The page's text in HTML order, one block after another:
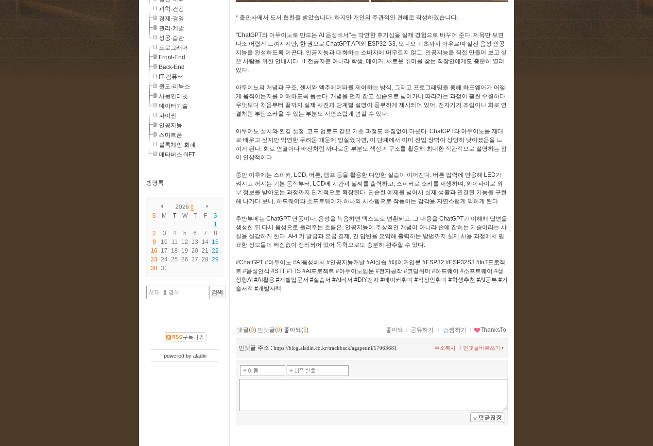
과학·건강
경제·경영
관리·계발
성공·습관
프로그래머
Front-End
Back-End
IT·컴퓨터
윈도·리눅스
사물인터넷
데이터기술
파이썬
인공지능
스마트폰
블록체인·화폐
메타버스·NFT
방명록
2026 8
S
M T W T F
S
1
2
3 4 5 6 7
8
9
10 11 12 13 14 15
16
17 18 19 20 21 22
23 24 25 26 27 28 29
30 31
powered by aladin
* 출판사에서 도서 협찬을 받았습니다. 하지만 개인의 주관적인 견해로 작성하였습니다.
"ChatGPT와 아두이노로 만드는 AI 음성비서"는 막연한 호기심을 실제 경험으로 바꾸어 준다. 제목만 보면
다소 어렵게 느껴지지만, 한 권으로 ChatGPT API와 ESP32-S3, 오디오 기초까지 아우르며 실전 음성 인공
지능을 완성하도록 이끈다. 인공지능과 대화하는 소비자에 머무르지 않고, 인공지능을 직접 만들어 보고 싶
은 사람을 위한 안내서다. IT 전공자뿐 아니라 학생, 메이커, 새로운 취미를 찾는 직장인에게도 충분히 열려
있다.
아두이노의 개념과 구조, 센서와 액추에이터를 제어하는 방식, 그리고 프로그래밍을 통해 하드웨어가 어떻
게 움직이는지를 이해하도록 돕는다. 개념을 먼저 잡고 실습으로 넘어가니 따라가는 과정이 훨씬 수월하다.
무엇보다 처음부터 끝까지 실제 사진과 단계별 설명이 풍부하게 제시되어 있어, 전자기기 조립이나 회로 연
결처럼 부담스러울 수 있는 부분도 자연스럽게 넘길 수 있다.
아두이노 설치와 환경 설정, 코드 업로드 같은 기초 과정도 빠짐없이 다룬다. ChatGPT와 아두이노를 제대
로 배우고 싶지만 막연한 두려움 때문에 망설였다면, 이 단계에서 이미 진입 장벽이 상당히 낮아졌음을 느
끼게 된다. 회로 연결이나 배선처럼 까다로운 부분도 색상과 구조를 활용해 최대한 직관적으로 설명하는 점
이 인상적이다.
중반 이후에는 스피커, LCD, 버튼, 램프 등을 활용한 다양한 실습이 이어진다. 버튼 입력에 반응해 LED가
켜지고 꺼지는 기본 동작부터, LCD에 시간과 날씨를 출력하고, 스피커로 소리를 재생하며, 와이파이로 외
부 정보를 받아오는 과정까지 단계적으로 확장된다. 단순한 예제를 넘어서 실제 생활과 연결된 기능을 구현
해 나가다 보니, 하드웨어와 소프트웨어가 하나의 시스템으로 작동하는 감각을 자연스럽게 익히게 된다.
후반부에는 ChatGPT 연동이다. 음성을 녹음하면 텍스트로 변환되고, 그 내용을 ChatGPT가 이해해 답변을
생성한 뒤 다시 음성으로 들려주는 흐름은, 인공지능이 추상적인 개념이 아니라 손에 잡히는 기술이라는 사
실을 실감하게 한다. API 키 발급과 요금 결제, 긴 답변을 요약해 출력하는 방법까지 실제 사용 과정에서 필
요한 정보들이 빠짐없이 정리되어 있어 독학으로도 충분히 완주할 수 있다.
#ChatGPT #아두이노 #AI음성비서 #인공지능개발 #AI실습 #메이커입문 #ESP32 #ESP32S3 #IoT프로젝
트 #음성인식 #STT #TTS #AI프로젝트 #아두이노입문 #전자공작 #코딩취미 #하드웨어 #소프트웨어 #생
성형AI #AI활용 #개발입문서 #실습서 #AI비서 #DIY전자 #메이커취미 #직장인취미 #학생추천 #AI공부 #기
술서적 #개발자책
댓글(0) 먼댓글(0) 좋아요(3) 좋아요 ｌ 공유하기 ｌ 찜하기 ｌ ThanksTo
먼댓글 주소 : https://blog.aladin.co.kr/trackback/agapeuni/17063681 먼댓글바로쓰기
주소복사